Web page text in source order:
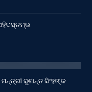
ସୁଶାନ୍ତ ସିଂହଙ୍କ